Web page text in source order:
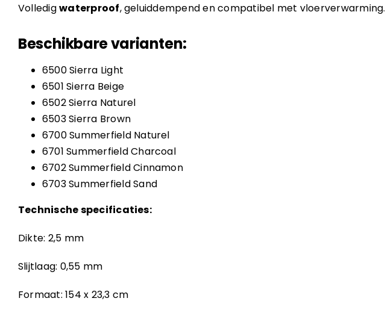
Volledigwaterproof, geluiddempend en compatibel met vloerverwarming.
Beschikbare varianten:
6500 Sierra Light
6501 Sierra Beige
6502 Sierra Naturel
6503 Sierra Brown
6700 Summerfield Naturel
6701 Summerfield Charcoal
6702 Summerfield Cinnamon
6703 Summerfield Sand
Technische specificaties:
Dikte: 2,5 mm
Slijtlaag: 0,55 mm
Formaat: 154 x 23,3 cm